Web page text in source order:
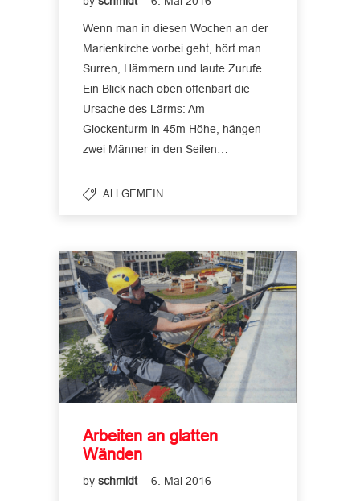
Wenn man in diesen Wochen an der
Marienkirche vorbei geht, hört man
Surren, Hämmern und laute Zurufe.
Ein Blick nach oben offenbart die
Ursache des Lärms: Am
Glockenturm in 45m Höhe, hängen
zwei Männer in den Seilen…
ALLGEMEIN
Arbeiten an glatten
Wänden
by schmidt 6. Mai 2016